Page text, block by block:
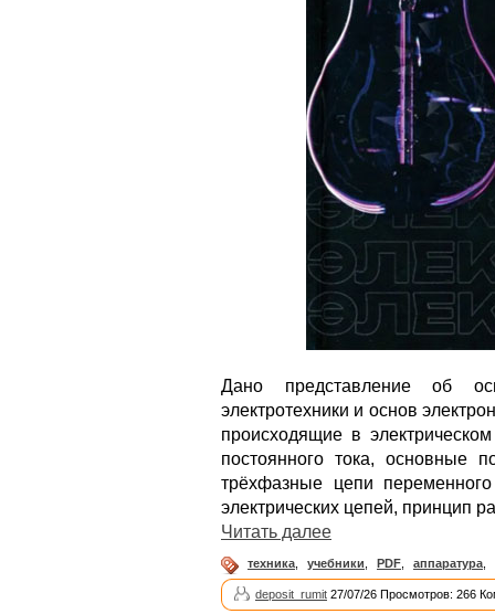
Дано представление об
электротехники и основ
происходящие в
постоянного тока, основные
трёхфазные цепи
электрических цепей, принцип
Читать далее
техника, учебники, PDF, аппаратура,
deposit_rumit 27/07/26 Просмотров: 266